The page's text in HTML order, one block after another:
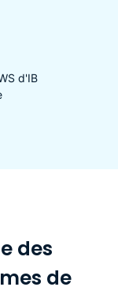
d'IB
des
de